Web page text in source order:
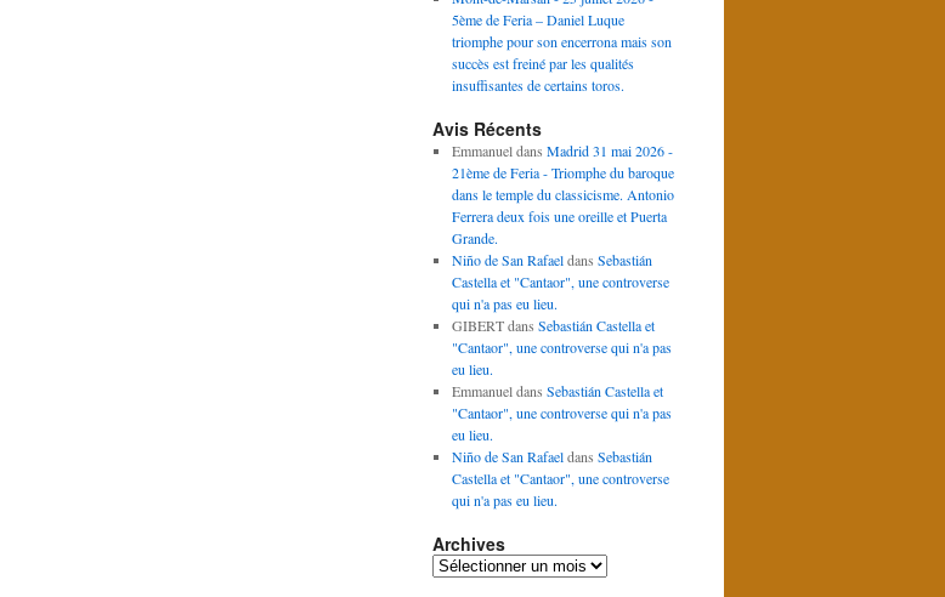
5ème de Feria – Daniel Luque
triomphe pour son encerrona mais son
succès est freiné par les qualités
insuffisantes de certains toros.
Avis Récents
Emmanueldans Madrid 31 mai 2026 -
21ème de Feria - Triomphe du baroque
dans le temple du classicisme. Antonio
Ferrera deux fois une oreille et Puerta
Grande.
Niño de San Rafaeldans Sebastián
Castella et "Cantaor", une controverse
qui n'a pas eu lieu.
GIBERTdans Sebastián Castella et
"Cantaor", une controverse qui n'a pas
eu lieu.
Emmanueldans Sebastián Castella et
"Cantaor", une controverse qui n'a pas
eu lieu.
Niño de San Rafaeldans Sebastián
Castella et "Cantaor", une controverse
qui n'a pas eu lieu.
Archives
Archives